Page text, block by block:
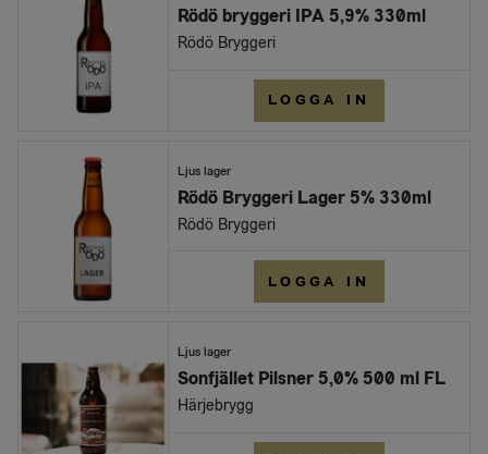
Rödö bryggeri IPA 5,9% 330ml
Rödö Bryggeri
LOGGA IN
Ljus lager
Rödö Bryggeri Lager 5% 330ml
Rödö Bryggeri
LOGGA IN
Ljus lager
Sonfjället Pilsner 5,0% 500 ml FL
Härjebrygg